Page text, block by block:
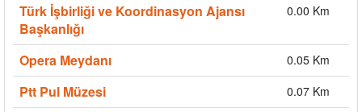
Türk İşbirliği ve Koordinasyon Ajansı
Başkanlığı
0.00 Km
Opera Meydanı 0.05 Km
Ptt Pul Müzesi 0.07 Km